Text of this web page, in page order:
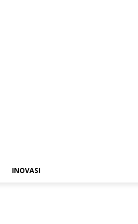
INOVASI